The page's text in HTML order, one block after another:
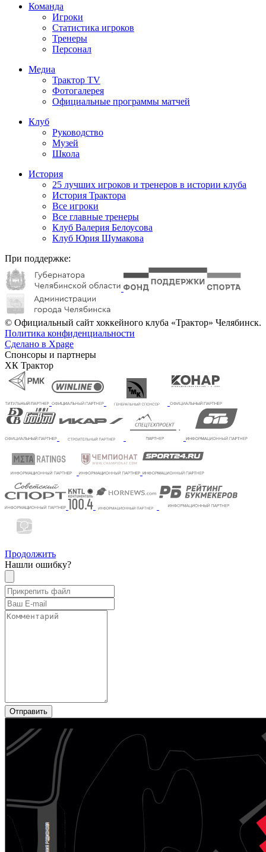
Команда
Игроки
Статистика игроков
Тренеры
Персонал
Медиа
Трактор TV
Фотогалерея
Официальные программы матчей
Клуб
Руководство
Музей
Школа
История
25 лучших игроков и тренеров в истории клуба
История Трактора
Все игроки
Все главные тренеры
Клуб Валерия Белоусова
Клуб Юрия Шумакова
При поддержке:
© Официальный сайт хоккейного клуба «Трактор» Челябинск.
Политика конфиденциальности
Сделано в Xpage
Спонсоры и партнеры
ХК Трактор
Продолжить
Нашли ошибку?